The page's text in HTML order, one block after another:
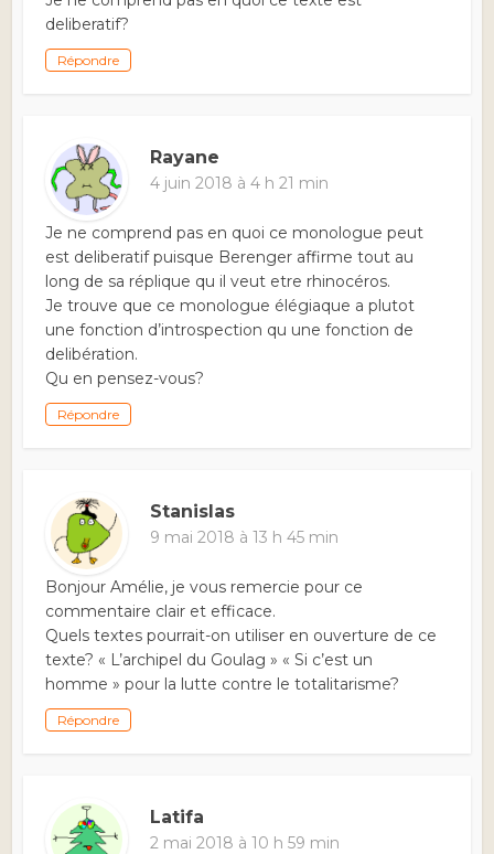
deliberatif?
Répondre
Rayane
4 juin 2018 à 4 h 21 min
Je ne comprend pas en quoi ce monologue peut
est deliberatif puisque Berenger affirme tout au
long de sa réplique qu il veut etre rhinocéros.
Je trouve que ce monologue élégiaque a plutot
une fonction d’introspection qu une fonction de
delibération.
Qu en pensez-vous?
Répondre
Stanislas
9 mai 2018 à 13 h 45 min
Bonjour Amélie, je vous remercie pour ce
commentaire clair et efficace.
Quels textes pourrait-on utiliser en ouverture de ce
texte? « L’archipel du Goulag » « Si c’est un
homme » pour la lutte contre le totalitarisme?
Répondre
Latifa
2 mai 2018 à 10 h 59 min